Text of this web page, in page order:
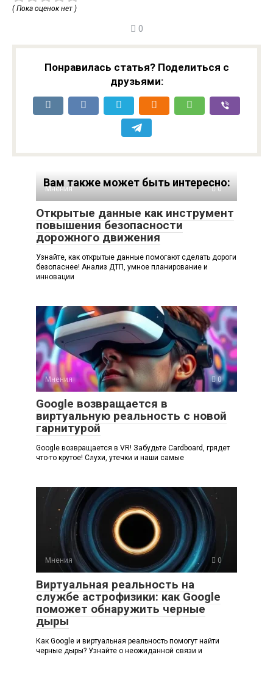
( Пока оценок нет )
0
Понравилась статья? Поделиться с
друзьями:
Вам также может быть интересно:
Мнения 0
Открытые данные как инструмент
повышения безопасности
дорожного движения
Узнайте, как открытые данные помогают сделать дороги
безопаснее! Анализ ДТП, умное планирование и
инновации
Мнения 0
Google возвращается в
виртуальную реальность с новой
гарнитурой
Google возвращается в VR! Забудьте Cardboard, грядет
что-то крутое! Слухи, утечки и наши самые
Мнения 0
Виртуальная реальность на
службе астрофизики: как Google
поможет обнаружить черные
дыры
Как Google и виртуальная реальность помогут найти
черные дыры? Узнайте о неожиданной связи и